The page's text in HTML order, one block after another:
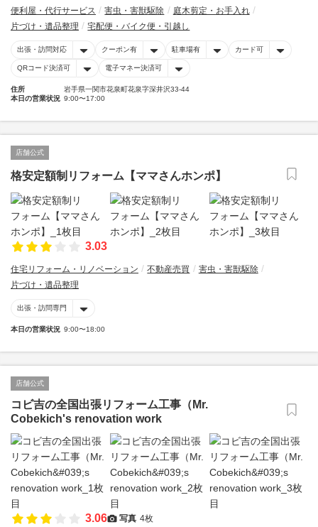
便利屋・代行サービス 害虫・害獣駆除
庭木剪定・お手入れ
片づけ・遺品整理
宅配便・バイク便・引越し
出張・訪問対応 クーポン有 駐車場有 カード可
QRコード決済可 電子マネー決済可
住所
岩手県一関市花泉町花泉字深井沢33-44
本日の営業状況 9:00〜17:00
店舗公式
格安定額制リフォーム【ママさんホンポ】
3.03
住宅リフォーム・リノベーション 不動産売買
害虫・害獣駆除
片づけ・遺品整理
出張・訪問専門
本日の営業状況 9:00〜18:00
店舗公式
コビ吉の全国出張リフォーム工事（Mr.
Cobekich's renovation work
3.06 写真 4枚